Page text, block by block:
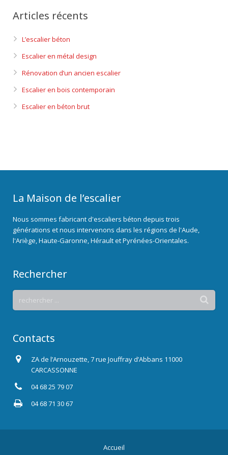
Articles récents
L’escalier béton
Escalier en métal design
Rénovation d’un ancien escalier
Escalier en bois contemporain
Escalier en béton brut
La Maison de l’escalier
Nous sommes fabricant d'escaliers béton depuis trois
générations et nous intervenons dans les régions de l'Aude,
l'Ariège, Haute-Garonne, Hérault et Pyrénées-Orientales.
Rechercher
Contacts
ZA de l’Arnouzette, 7 rue Jouffray d’Abbans 11000
CARCASSONNE
04 68 25 79 07
04 68 71 30 67
Accueil